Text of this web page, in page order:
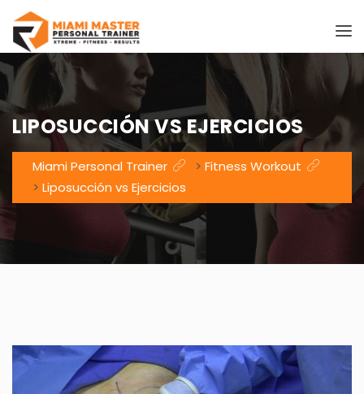
LIPOSUCCIÓN VS EJERCICIOS
Miami Personal Trainer > Fitness Workout
> Liposucción vs Ejercicios